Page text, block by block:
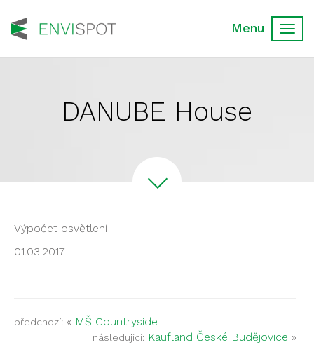
DANUBE House
Výpočet osvětlení
01.03.2017
předchozí: « MŠ Countryside
následující: Kaufland České Budějovice »